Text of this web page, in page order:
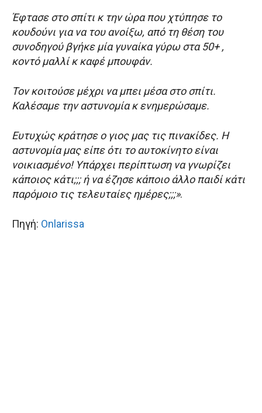
Έφτασε στο σπίτι κ την ώρα που χτύπησε το
κουδούνι για να του ανοίξω, από τη θέση του
συνοδηγού βγήκε μία γυναίκα γύρω στα 50+ ,
κοντό μαλλί κ καφέ μπουφάν.
Τον κοιτούσε μέχρι να μπει μέσα στο σπίτι.
Καλέσαμε την αστυνομία κ ενημερώσαμε.
Ευτυχώς κράτησε ο γιος μας τις πινακίδες. Η
αστυνομία μας είπε ότι το αυτοκίνητο είναι
νοικιασμένο! Υπάρχει περίπτωση να γνωρίζει
κάποιος κάτι;;; ή να έζησε κάποιο άλλο παιδί κάτι
παρόμοιο τις τελευταίες ημέρες;;;».
Πηγή: Onlarissa